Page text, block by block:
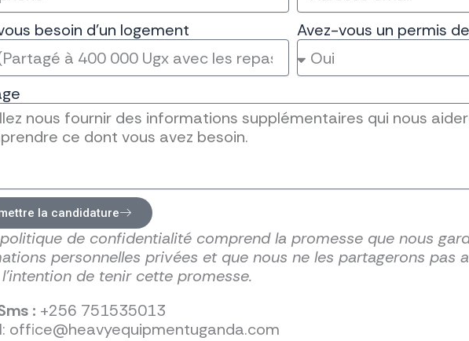
besoin d'un logement Avez-vous un permis
la candidature
de confidentialité comprend la promesse que nous
personnelles privées et que nous ne les partagerons pas
de tenir cette promesse.
: +256 751535013
: office@heavyequipmentuganda.com